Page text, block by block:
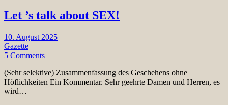
Let ’s talk about SEX!
10. August 2025
Gazette
5 Comments
(Sehr selektive) Zusammenfassung des Geschehens ohne
Höflichkeiten Ein Kommentar. Sehr geehrte Damen und Herren, es
wird…